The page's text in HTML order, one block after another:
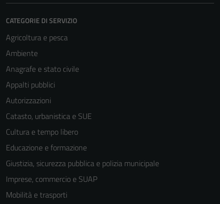
CATEGORIE DI SERVIZIO
Agricoltura e pesca
Ambiente
Anagrafe e stato civile
Appalti pubblici
Autorizzazioni
Catasto, urbanistica e SUE
Cultura e tempo libero
Educazione e formazione
Giustizia, sicurezza pubblica e polizia municipale
Imprese, commercio e SUAP
Mobilità e trasporti
Questi cookie